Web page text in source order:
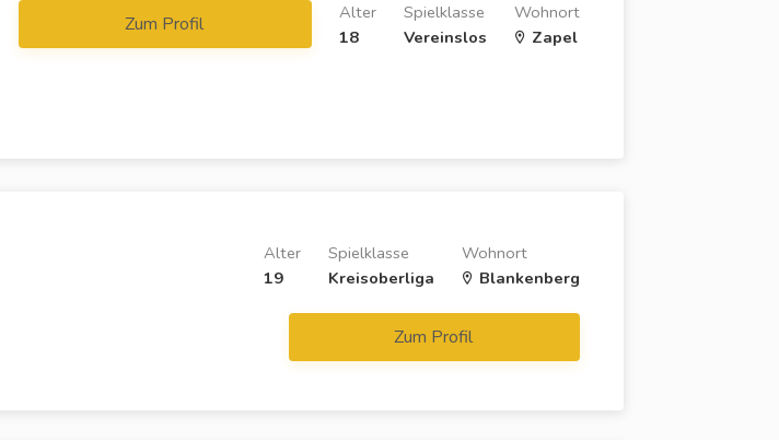
Wohnort
Zapel
Spielklasse
Vereinslos
Alter
18
Zum Profil
Wohnort
Blankenberg
Spielklasse
Kreisoberliga
Alter
19
Zum Profil